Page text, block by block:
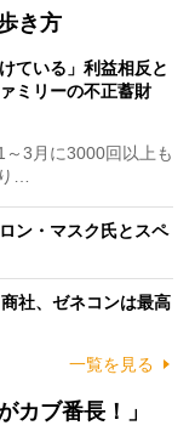
き方
ている」利益相反と
ミリーの不正蓄財
3月に3000回以上も
…
ン・マスク氏とスペ
社、ゼネコンは最高
一覧を見る
カブ番長！」